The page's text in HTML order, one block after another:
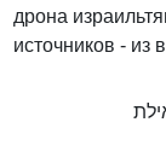
дрона
источников - из